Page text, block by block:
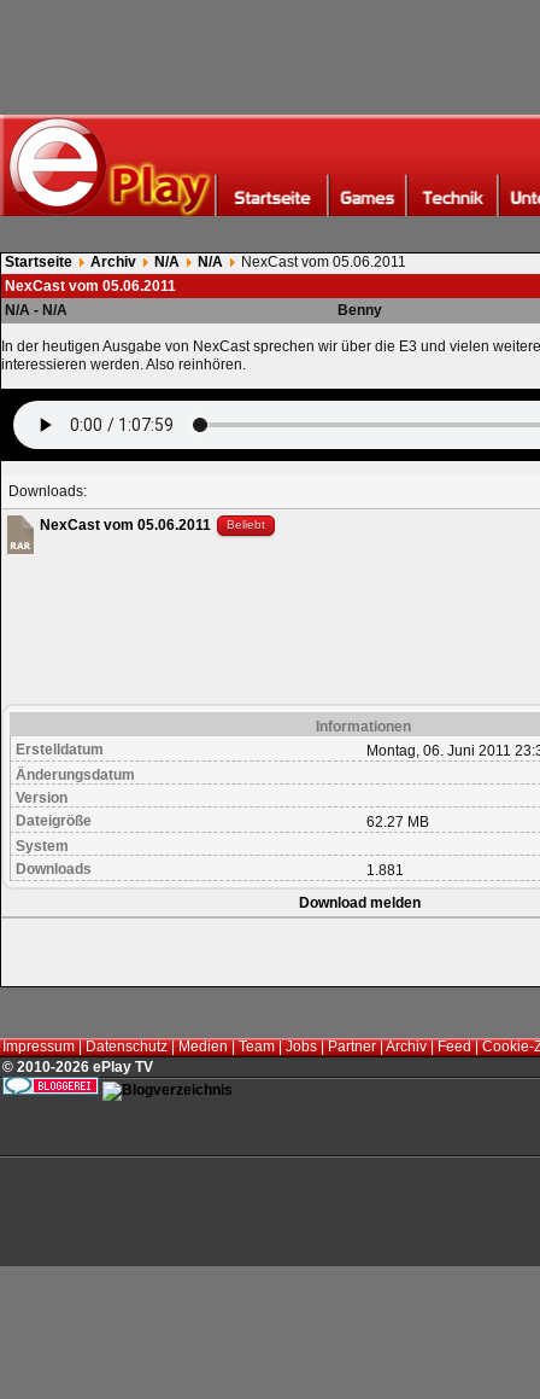
Startseite Archiv N/A N/A
NexCast vom 05.06.2011
NexCast vom 05.06.2011
N/A - N/A
Benny
In der heutigen Ausgabe von NexCast sprechen wir über die E3 und vielen
interessieren werden. Also reinhören.
Downloads:
NexCast vom 05.06.2011
Beliebt
Informationen
Erstelldatum
Montag, 06. Juni 2011
Änderungsdatum
Version
Dateigröße
62.27 MB
System
Downloads
1.881
Download melden
Impressum|Datenschutz|Medien|Team|Jobs|Partner|Archiv|Feed|Cookie-
© 2010-2026 ePlay TV